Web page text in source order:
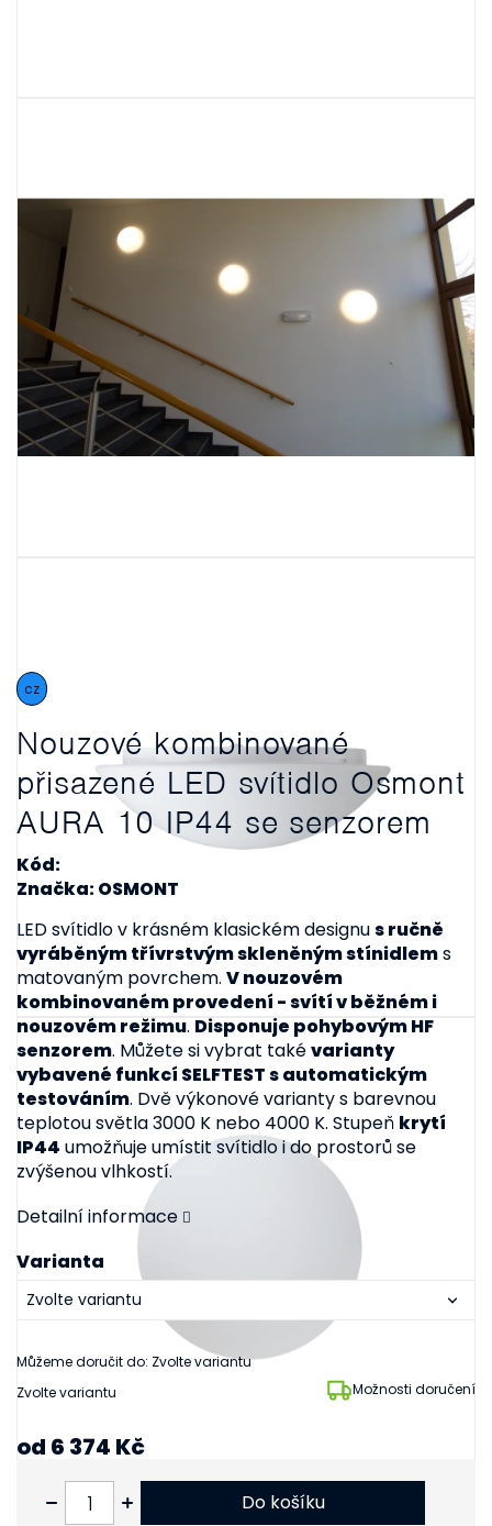
Nouzové kombinované
přisazené LED svítidlo Osmont
AURA 10 IP44 se senzorem
Kód:
cz
Značka: OSMONT
Zvolte variantu Možnosti doručení
Varianta
Můžeme doručit do: Zvolte variantu
LED svítidlo v krásném klasickém designus ručně
vyráběným třívrstvým skleněným stínidlems
matovaným povrchem. V nouzovém
kombinovaném provedení - svítí v běžném i
nouzovém režimu. Disponuje pohybovým HF
senzorem. Můžete si vybrat takévarianty
vybavené funkcí SELFTEST s automatickým
testováním. Dvě výkonové varianty s barevnou
teplotou světla 3000 K nebo 4000 K. Stupeň krytí
IP44 umožňuje umístit svítidlo i do prostorů se
zvýšenou vlhkostí.
Detailní informace
od 6 374 Kč
Do košíku